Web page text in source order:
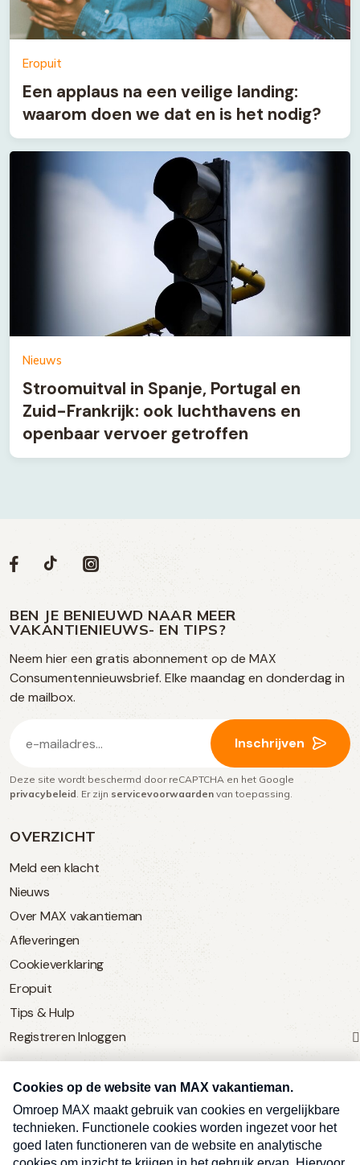
Eropuit
Een applaus na een veilige landing:
waarom doen we dat en is het nodig?
Nieuws
Stroomuitval in Spanje, Portugal en
Zuid-Frankrijk: ook luchthavens en
openbaar vervoer getroffen
OVERZICHT
Meld een klacht
Nieuws
Over MAX vakantieman
Afleveringen
Cookieverklaring
Eropuit
Tips & Hulp
Registreren Inloggen
SERVICE
Over Omroep MAX
MAX Vandaag
Volg
op
social
media
Social
Volg
op
Facebook
Volg
op
TikTok
Volg
op
Instagram
BEN JE BENIEUWD NAAR MEER
VAKANTIENIEUWS- EN TIPS?
Neem hier een gratis abonnement op de MAX
Consumentennieuwsbrief. Elke maandag en donderdag in
de mailbox.
mailadres
(Vereist)
Inschrijven
Deze site wordt beschermd door reCAPTCHA en het Google
privacybeleid . Er zijn servicevoorwaarden van toepassing.